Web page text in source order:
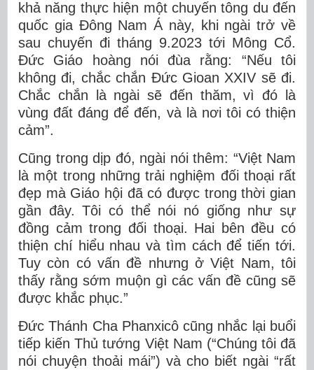
khả năng thực hiện một chuyến tông du đến
quốc gia Đông Nam Á này, khi ngài trở về
sau chuyến đi tháng 9.2023 tới Mông Cổ.
Đức Giáo hoàng nói đùa rằng: “Nếu tôi
không đi, chắc chắn Đức Gioan XXIV sẽ đi.
Chắc chắn là ngài sẽ đến thăm, vì đó là
vùng đất đáng để đến, và là nơi tôi có thiện
cảm”.
Cũng trong dịp đó, ngài nói thêm: “Việt Nam
là một trong những trải nghiệm đối thoại rất
đẹp mà Giáo hội đã có được trong thời gian
gần đây. Tôi có thể nói nó giống như sự
đồng cảm trong đối thoại. Hai bên đều có
thiện chí hiểu nhau và tìm cách để tiến tới.
Tuy còn có vấn đề nhưng ở Việt Nam, tôi
thấy rằng sớm muộn gì các vấn đề cũng sẽ
được khắc phục.”
Đức Thánh Cha Phanxicô cũng nhắc lại buổi
tiếp kiến Thủ tướng Việt Nam (“Chúng tôi đã
nói chuyện thoải mái”) và cho biết ngài “rất